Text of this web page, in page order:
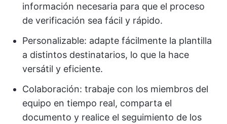
información necesaria para que el proceso
de verificación sea fácil y rápido.
Personalizable: adapte fácilmente la plantilla
a distintos destinatarios, lo que la hace
versátil y eficiente.
Colaboración: trabaje con los miembros del
equipo en tiempo real, comparta el
documento y realice el seguimiento de los